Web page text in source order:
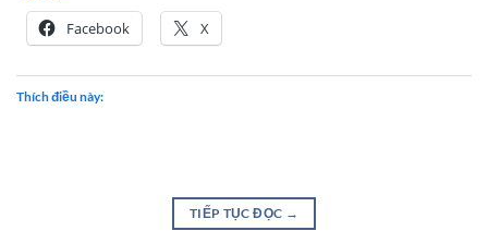
Facebook X
Thích điều này:
TIẾP TỤC ĐỌC →